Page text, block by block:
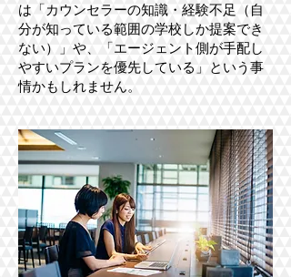
は「カウンセラーの知識・経験不足（自
分が知っている範囲の学校しか提案でき
ない）」や、「エージェント側が手配し
やすいプランを優先している」という事
情かもしれません。